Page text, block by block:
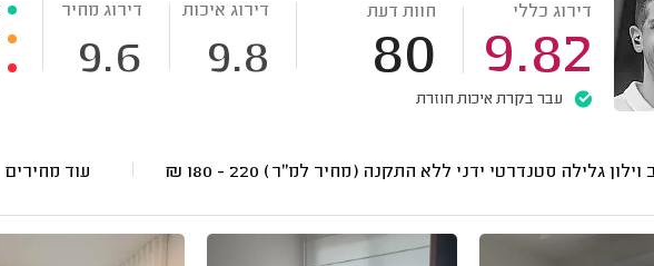
דירוג כללי
9.82
חוות דעת
80
דירוג איכות
9.8
דירוג מחיר
9.6
עבר בקרת איכות חוזרת
וילון גלילה סטנדרטי ידני ללא התקנה (מחיר למ"ר) 220 - 180
₪ עוד מחירים